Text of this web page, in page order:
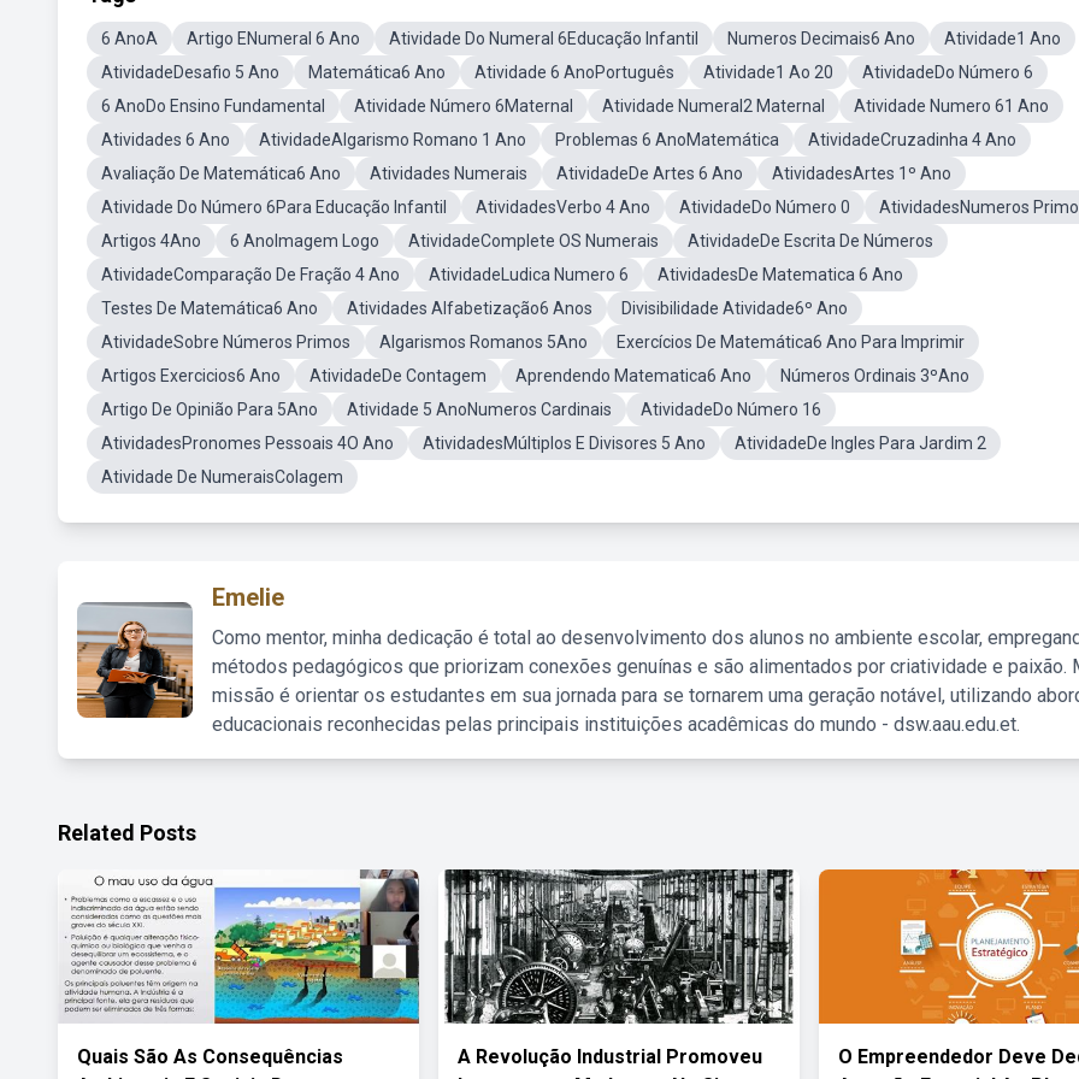
6 AnoA Artigo ENumeral 6 Ano Atividade Do Numeral 6Educação Infantil Numeros Decimais6 Ano
Atividade1 Ano
AtividadeDesafio 5 Ano
Matemática6 Ano Atividade 6 AnoPortuguês Atividade1 Ao 20
AtividadeDo Número 6
6 AnoDo Ensino Fundamental
Atividade Número 6Maternal Atividade Numeral2 Maternal
Atividade Numero 61 Ano
Atividades 6 Ano
AtividadeAlgarismo Romano 1 Ano Problemas 6 AnoMatemática
AtividadeCruzadinha 4 Ano
Avaliação De Matemática6 Ano
Atividades Numerais AtividadeDe Artes 6 Ano
AtividadesArtes 1º Ano
Atividade Do Número 6Para Educação Infantil
AtividadesVerbo 4 Ano AtividadeDo Número 0
AtividadesNumeros
Artigos 4Ano
6 AnoImagem Logo AtividadeComplete OS Numerais
AtividadeDe Escrita De Números
AtividadeComparação De Fração 4 Ano
AtividadeLudica Numero 6
AtividadesDe Matematica 6 Ano
Testes De Matemática6 Ano
Atividades Alfabetização6 Anos
Divisibilidade Atividade6º Ano
AtividadeSobre Números Primos
Algarismos Romanos 5Ano
Exercícios De Matemática6 Ano Para Imprimir
Artigos Exercicios6 Ano
AtividadeDe Contagem Aprendendo Matematica6 Ano
Números Ordinais 3ºAno
Artigo De Opinião Para 5Ano
Atividade 5 AnoNumeros Cardinais
AtividadeDo Número 16
AtividadesPronomes Pessoais 4O Ano
AtividadesMúltiplos E Divisores 5 Ano
AtividadeDe Ingles Para Jardim 2
Atividade De NumeraisColagem
Emelie
Como mentor, minha dedicação é total ao desenvolvimento dos alunos no ambiente escolar,
métodos pedagógicos que priorizam conexões genuínas e são alimentados por criatividade e paixão.
missão é orientar os estudantes em sua jornada para se tornarem uma geração notável, utilizando
educacionais reconhecidas pelas principais instituições acadêmicas do mundo - dsw.aau.edu.et.
Related Posts
Quais São As Consequências
A Revolução Industrial Promoveu
O Empreendedor Deve